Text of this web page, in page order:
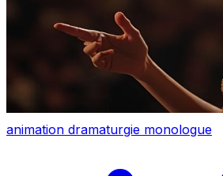
animation dramaturgie monologue